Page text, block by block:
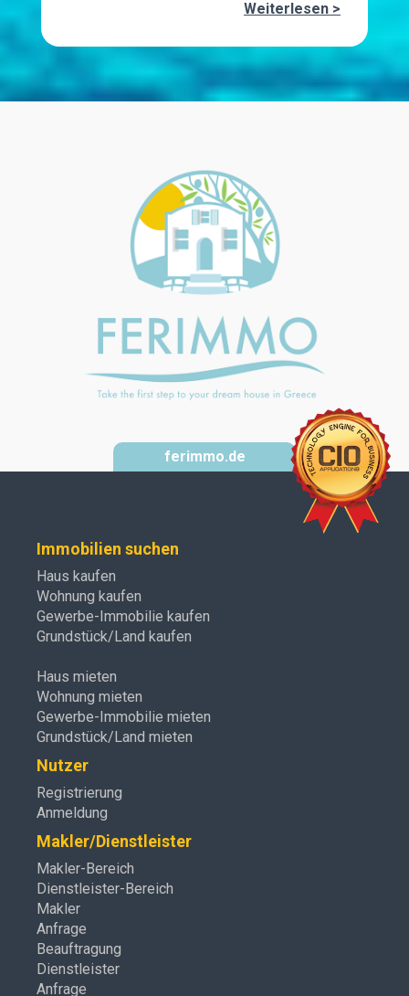
Weiterlesen >
ferimmo.de
Immobilien suchen
Haus kaufen
Wohnung kaufen
Gewerbe-Immobilie kaufen
Grundstück/Land kaufen
Haus mieten
Wohnung mieten
Gewerbe-Immobilie mieten
Grundstück/Land mieten
Nutzer
Registrierung
Anmeldung
Makler/Dienstleister
Makler-Bereich
Dienstleister-Bereich
Makler
Anfrage
Beauftragung
Dienstleister
Anfrage